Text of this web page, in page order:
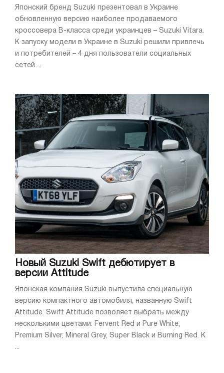
Японский бренд Suzuki презентовал в Украине
обновленную версию наиболее продаваемого
кроссовера В-класса среди украинцев – Suzuki Vitara.
К запуску модели в Украине в Suzuki решили привлечь
и потребителей – 4 дня пользователи социальных
сетей ...
Новый Suzuki Swift дебютирует в
версии Attitude
Японская компания Suzuki выпустила специальную
версию компактного автомобиля, названную Swift
Attitude. Swift Attitude позволяет выбрать между
несколькими цветами: Fervent Red и Pure White,
Premium Silver, Mineral Grey, Super Black и Burning Red. К
...